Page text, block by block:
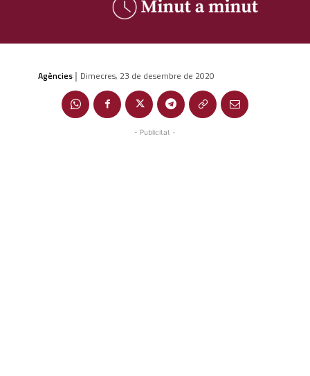
Agències | Dimecres, 23 de desembre de 2020
- Publicitat -